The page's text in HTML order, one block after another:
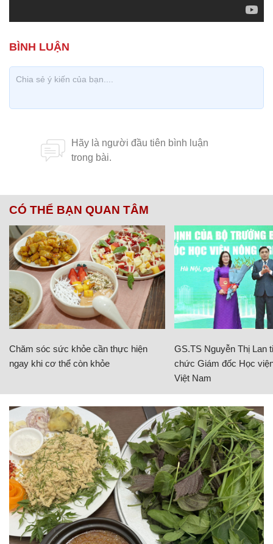
CÓ THỂ BẠN QUAN TÂM
Chăm sóc sức khỏe cần thực hiện
ngay khi cơ thể còn khỏe
GS.TS Nguyễn Thị Lan
chức Giám đốc Học
Việt Nam